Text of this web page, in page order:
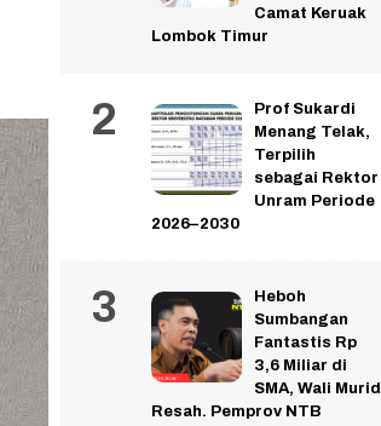
Camat Keruak
Lombok Timur
Prof Sukardi
Menang Telak,
Terpilih
sebagai Rektor
Unram Periode
2026–2030
Heboh
Sumbangan
Fantastis Rp
3,6 Miliar di
SMA, Wali Murid
Resah. Pemprov NTB